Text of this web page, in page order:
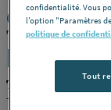
COUDE 90
TOLERIE
[342422]
TEN 342422
TOLERIE
confidentialité. Vous
l’option "Paramètres
politique de
Tout